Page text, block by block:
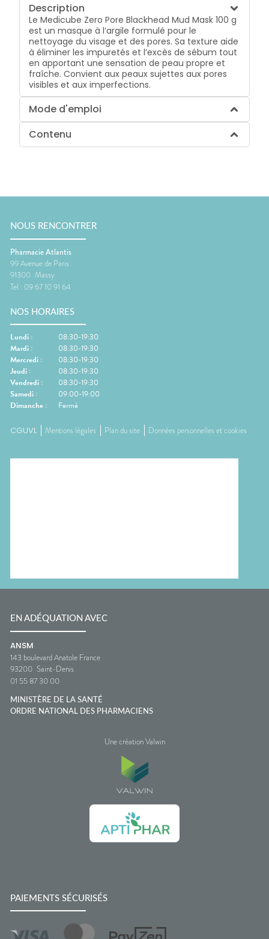
Description
Le Medicube Zero Pore Blackhead Mud Mask 100 g
est un masque à l’argile formulé pour le
nettoyage du visage et des pores. Sa texture aide
à éliminer les impuretés et l’excès de sébum tout
en apportant une sensation de peau propre et
fraîche. Convient aux peaux sujettes aux pores
visibles et aux imperfections.
Mode d'emploi
Contenu
NOUS RENCONTRER
Pharmacie Atlantis
99 Avenue de Paris
91300 Massy
Tel : 09 67 10 91 64
NOS HORAIRES
Lundi :
08:30-19:30
Mardi :
08:30-19:30
Mercredi :
08:30-19:30
Jeudi :
08:30-19:30
Vendredi :
08:30-19:30
Samedi :
09:00-19:00
Dimanche : Fermé
CGUVL Mentions légales Plan du site Données personnelles et cookies
EN ADÉQUATION AVEC
ANSM
143 boulevard Anatole France
93200 Saint-Denis
01 55 87 30 00
MINISTÈRE DE LA SANTÉ
ORDRE NATIONAL DES PHARMACIENS
Une création Valwin
PAIEMENTS SÉCURISÉS